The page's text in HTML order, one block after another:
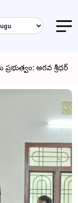
అరవ శ్రీధర్